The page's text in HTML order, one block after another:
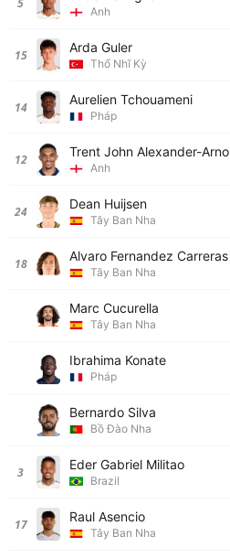
Anh
15 Arda Guler
Thổ Nhĩ Kỳ
14 Aurelien Tchouameni
Pháp
12 Trent John Alexander-
Anh
24 Dean Huijsen
Tây Ban Nha
18 Alvaro Fernandez Carreras
Tây Ban Nha
Marc Cucurella
Tây Ban Nha
Ibrahima Konate
Pháp
Bernardo Silva
Bồ Đào Nha
3 Eder Gabriel Militao
Brazil
17 Raul Asencio
Tây Ban Nha